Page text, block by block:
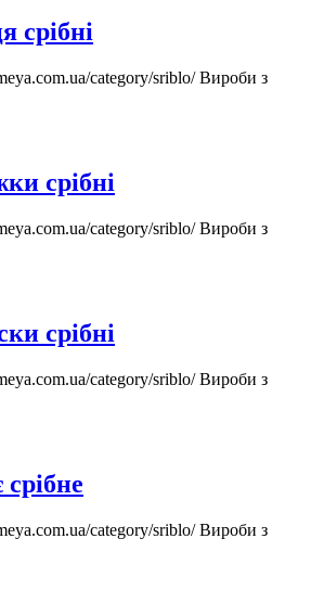
срібні
category/sriblo/Вироби з
срібні
category/sriblo/Вироби з
срібні
category/sriblo/Вироби з
category/sriblo/Вироби з